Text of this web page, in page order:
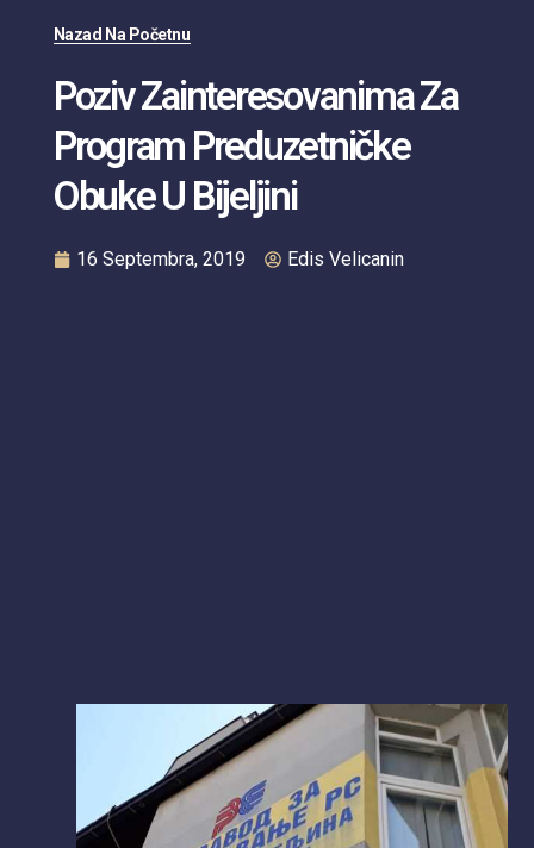
Nazad Na Početnu
Poziv Zainteresovanima Za
Program Preduzetničke
Obuke U Bijeljini
16 Septembra, 2019 Edis Velicanin